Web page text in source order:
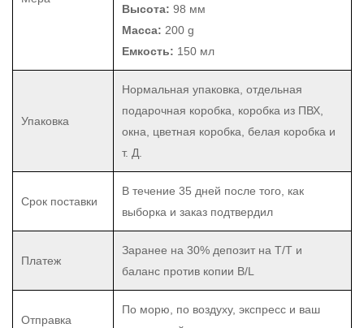
Высота: 98 мм
Масса: 200 g
Емкость: 150 мл
Упаковка
Нормальная упаковка, отдельная
подарочная коробка, коробка из ПВХ,
окна, цветная коробка, белая коробка и
т. Д.
Срок поставки
В течение 35 дней после того, как
выборка и заказ подтвердил
Платеж
Заранее на 30% депозит на T/T и
баланс против копии B/L
Отправка
По морю, по воздуху, экспресс и ваш